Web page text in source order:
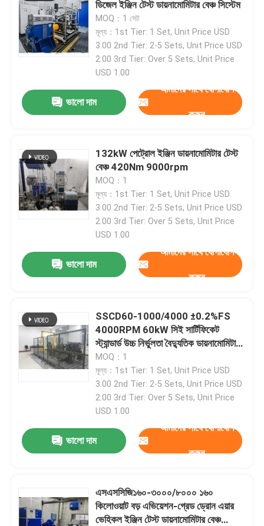
ইঞ্জিন টেস্ট ডায়নামিটার
ট্রান্সমিশন ডায়নামিটার
গতিশীল পরীক্ষা বেঞ্চ
জ্বালানী খরচ পরিমাপ ডিভাইস
ডিজিটাল টর্ক মিটার
উচ্চ নির্ভুলতা চাপ সংবেদক
গিয়ারবক্স পরীক্ষা বেঞ্চ
পোর্টেবল ডেটা অধিগ্রহণ মডিউল
দ্রুত সংযোগ সংযোগ
এয়ার কন্ডিশনার বুস্ট করুন
ডিজেল ইঞ্জিন টেস্ট ডায়নামোমিটার বেঞ্চ সিস্টেম
MOQ：1 সেট
মূল্য：1st Tier: 1 Set, Unit Price USD
3.00 2nd Tier: 2-5 Sets, Unit Price USD
2.00 3rd Tier: Over 5 Sets, Unit Price
USD 1.00
ভালো দাম
আমাদের সাথে যোগাযোগ
করুন
132kW পেট্রোল ইঞ্জিন ডায়নামোমিটার টেস্ট
বেঞ্চ 420Nm 9000rpm
MOQ：1
মূল্য：1st Tier: 1 Set, Unit Price USD
3.00 2nd Tier: 2-5 Sets, Unit Price USD
2.00 3rd Tier: Over 5 Sets, Unit Price
USD 1.00
ভালো দাম
আমাদের সাথে যোগাযোগ
করুন
SSCD60-1000/4000 ±0.2%FS
4000RPM 60kW সিই সার্টিফিকেট
স্ট্যান্ডার্ড উচ্চ নির্ভুলতা বৈদ্যুতিক ডায়নামোমিটার
টেস্ট বেঞ্চ সিস্টেম ডিজেল ইঞ্জিনের জন্য
MOQ：1
মূল্য：1st Tier: 1 Set, Unit Price USD
3.00 2nd Tier: 2-5 Sets, Unit Price USD
2.00 3rd Tier: Over 5 Sets, Unit Price
USD 1.00
ভালো দাম
আমাদের সাথে যোগাযোগ
করুন
এসএসসিজি১৬০-৩০০০/৮০০০ ১৬০
কিলোওয়াট বড় এভিয়েশন-গ্রেড ড্রোন এয়ার
ভেহিকল ইঞ্জিন টেস্ট ডায়নামোমিটার বেঞ্চ